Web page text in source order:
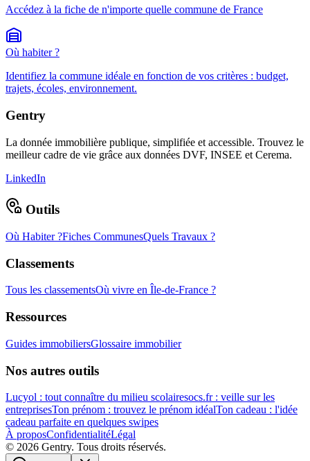
Accédez à la fiche de n'importe quelle commune de France
Où habiter ?
Identifiez la commune idéale en fonction de vos critères : budget,
trajets, écoles, environnement.
Gentry
La donnée immobilière publique, simplifiée et accessible. Trouvez le
meilleur cadre de vie grâce aux données DVF, INSEE et Cerema.
LinkedIn
Outils
Où Habiter ?Fiches CommunesQuels Travaux ?
Classements
Tous les classementsOù vivre en Île-de-France ?
Ressources
Guides immobiliersGlossaire immobilier
Nos autres outils
Lucyol : tout connaître du milieu scolairesocs.fr : veille sur les
entreprisesTon prénom : trouvez le prénom idéalTon cadeau : l'idée
cadeau parfaite en quelques swipes
À proposConfidentialitéLégal
© 2026 Gentry. Tous droits réservés.